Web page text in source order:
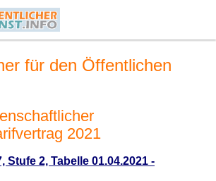
für den Öffentlichen
2021
Stufe 2, Tabelle 01.04.2021 -